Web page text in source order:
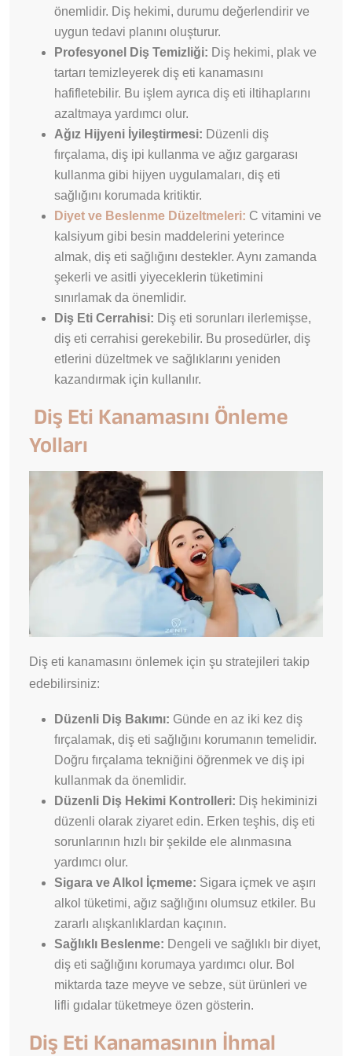
önemlidir. Diş hekimi, durumu değerlendirir ve
uygun tedavi planını oluşturur.
Profesyonel Diş Temizliği: Diş hekimi, plak ve
tartarı temizleyerek diş eti kanamasını
hafifletebilir. Bu işlem ayrıca diş eti iltihaplarını
azaltmaya yardımcı olur.
Ağız Hijyeni İyileştirmesi: Düzenli diş
fırçalama, diş ipi kullanma ve ağız gargarası
kullanma gibi hijyen uygulamaları, diş eti
sağlığını korumada kritiktir.
Diyet ve Beslenme Düzeltmeleri: C vitamini ve
kalsiyum gibi besin maddelerini yeterince
almak, diş eti sağlığını destekler. Aynı zamanda
şekerli ve asitli yiyeceklerin tüketimini
sınırlamak da önemlidir.
Diş Eti Cerrahisi: Diş eti sorunları ilerlemişse,
diş eti cerrahisi gerekebilir. Bu prosedürler, diş
etlerini düzeltmek ve sağlıklarını yeniden
kazandırmak için kullanılır.
Diş Eti Kanamasını Önleme
Yolları
Diş eti kanamasını önlemek için şu stratejileri takip
edebilirsiniz:
Düzenli Diş Bakımı: Günde en az iki kez diş
fırçalamak, diş eti sağlığını korumanın temelidir.
Doğru fırçalama tekniğini öğrenmek ve diş ipi
kullanmak da önemlidir.
Düzenli Diş Hekimi Kontrolleri: Diş hekiminizi
düzenli olarak ziyaret edin. Erken teşhis, diş eti
sorunlarının hızlı bir şekilde ele alınmasına
yardımcı olur.
Sigara ve Alkol İçmeme: Sigara içmek ve aşırı
alkol tüketimi, ağız sağlığını olumsuz etkiler. Bu
zararlı alışkanlıklardan kaçının.
Sağlıklı Beslenme: Dengeli ve sağlıklı bir diyet,
diş eti sağlığını korumaya yardımcı olur. Bol
miktarda taze meyve ve sebze, süt ürünleri ve
lifli gıdalar tüketmeye özen gösterin.
Diş Eti Kanamasının İhmal